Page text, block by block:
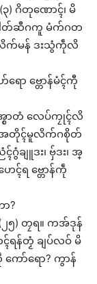
) ဂိတုဏောၚ်၊ မိ
တ်ဆီဂကူ မံက်ဂတ
က်မန် ဒးသွံကဵုလိ
ော ဗ္တောန်မံၚ်ကီု
အ္စာတံ လေပ်ကၠုၚ်လိ
အတိုၚ်မူလိက်ဂစိုတ်
ချူဒး၊ ဗှ်ဒး၊ အ္
ၚ်ရ ဗ္တောန်ကဵု
?
၂၅) တၠရ။ ကအ်ဒုန်
ၚ်ရန်တၟံ ချပ်လဝ် မိ
ော်ရော? ကွာန်